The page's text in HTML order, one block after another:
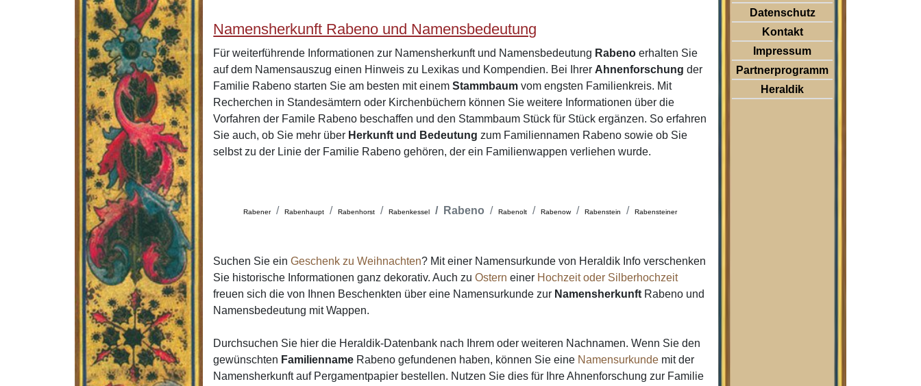
Namensherkunft Rabeno und Namensbedeutung
Für weiterführende Informationen zur Namensherkunft und Namensbedeutung Rabeno erhalten Sie
auf dem Namensauszug einen Hinweis zu Lexikas und Kompendien. Bei Ihrer Ahnenforschung der
Familie Rabeno starten Sie am besten mit einemStammbaum vom engsten Familienkreis. Mit
Recherchen in Standesämtern oder Kirchenbüchern können Sie weitere Informationen über die
Vorfahren der Famile Rabeno beschaffen und den Stammbaum Stück für Stück ergänzen. So erfahren
Sie auch, ob Sie mehr über Herkunft und Bedeutung zum Familiennamen Rabeno sowie ob Sie
selbst zu der Linie der Familie Rabeno gehören, der ein Familienwappen verliehen wurde.
Rabener Rabenhaupt Rabenhorst Rabenkessel Rabeno Rabenolt Rabenow Rabenstein Rabensteiner
Suchen Sie einGeschenk zu Weihnachten? Mit einer Namensurkunde von Heraldik Info verschenken
Sie historische Informationen ganz dekorativ. Auch zuOstern einer Hochzeit oder Silberhochzeit
freuen sich die von Ihnen Beschenkten über eine Namensurkunde zur Namensherkunft Rabeno und
Namensbedeutung mit Wappen.
Durchsuchen Sie hier die Heraldik-Datenbank nach Ihrem oder weiteren Nachnamen. Wenn Sie den
gewünschten Familienname Rabeno gefundenen haben, können Sie eine Namensurkunde mit der
Namensherkunft auf Pergamentpapier bestellen. Nutzen Sie dies für Ihre Ahnenforschung zur Familie
Datenschutz
Kontakt
Impressum
Partnerprogramm
Heraldik